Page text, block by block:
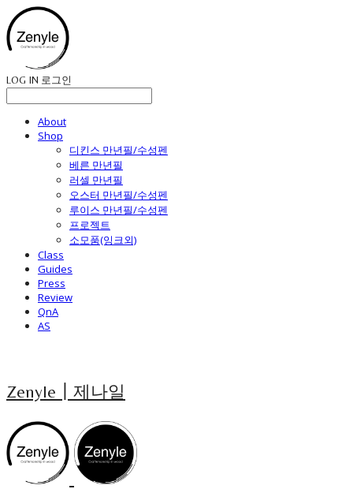
LOG IN 로그인
About
Shop
디킨스 만년필/수성펜
베른 만년필
러셀 만년필
오스터 만년필/수성펜
루이스 만년필/수성펜
프로젝트
소모품(잉크외)
Class
Guides
Press
Review
QnA
AS
Zenyle┃제나일